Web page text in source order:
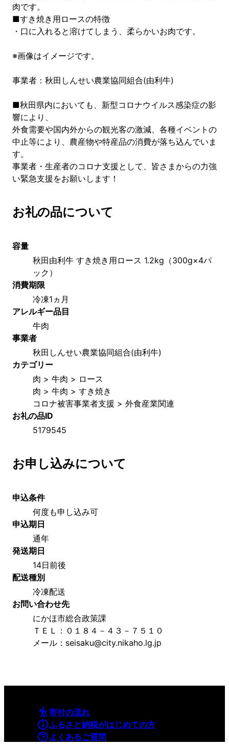
肉です。
■すき焼き用ロースの特徴
・口に入れると溶けてしまう、柔らかいお肉です。
※画像はイメージです。
事業者：秋田しんせい農業協同組合(由利牛)
■秋田県内においても、新型コロナウイルス感染症の影
響により、
外食需要や国内外からの観光客の激減、各種イベントの
中止等により、農産物や特産品の消費が落ち込んでいま
す。
事業者・生産者のコロナ支援として、皆さまからの力強
い緊急支援をお願いします！
お礼の品について
容量
秋田由利牛 すき焼き用ロース 1.2kg（300g×4パ
ック）
消費期限
冷凍1ヵ月
アレルギー品目
牛肉
事業者
秋田しんせい農業協同組合(由利牛)
カテゴリー
肉 > 牛肉 > ロース
肉 > 牛肉 > すき焼き
コロナ被害事業者支援 > 外食産業関連
お礼の品ID
5179545
お申し込みについて
申込条件
何度も申し込み可
申込期日
通年
発送期日
14日前後
配送種別
冷凍配送
お問い合わせ先
にかほ市総合政策課
ＴＥＬ：０１８４－４３－７５１０
メール：seisaku@city.nikaho.lg.jp
寄付の流れ
ふるさと納税がはじめての方
よくあるご質問